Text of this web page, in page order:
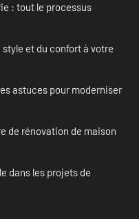
: tout le processus
et du confort à votre
astuces pour moderniser
de rénovation de maison
dans les projets de